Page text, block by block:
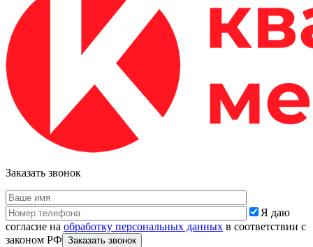
Заказать звонок
Я даю
согласие на обработку персональных данных в соответствии с
законом РФ